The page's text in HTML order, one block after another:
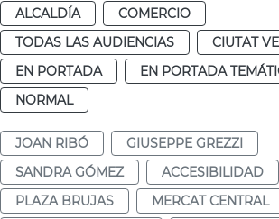
ALCALDÍA
COMERCIO
TODAS LAS AUDIENCIAS
CIUTAT
EN PORTADA
EN PORTADA
NORMAL
JOAN RIBÓ
GIUSEPPE GREZZI
SANDRA GÓMEZ
ACCESIBILIDAD
PLAZA BRUJAS
MERCAT CENTRAL